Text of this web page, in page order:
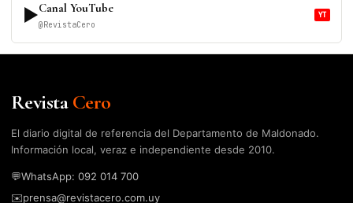
▶Canal YouTube
@RevistaCero
YT
RevistaCero
El diario digital de referencia del Departamento de Maldonado.
Información local, veraz e independiente desde 2010.
💬WhatsApp: 092 014 700
✉️prensa@revistacero.com.uy